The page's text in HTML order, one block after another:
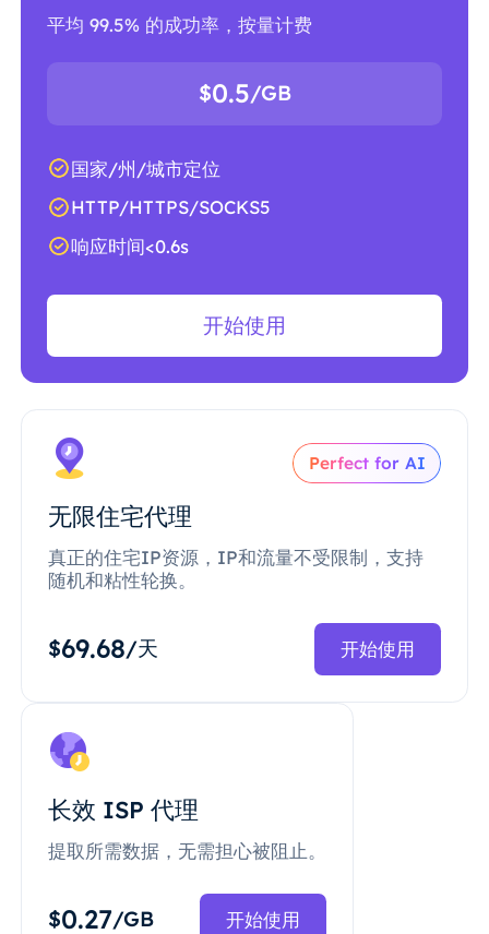
平均 99.5% 的成功率，按量计费
$0.5/GB
国家/州/城市定位
HTTP/HTTPS/SOCKS5
响应时间<0.6s
开始使用
Perfect for AI
无限住宅代理
真正的住宅IP资源，IP和流量不受限制，支持
随机和粘性轮换。
$69.68/天 开始使用
长效 ISP 代理
提取所需数据，无需担心被阻止。
$0.27/GB 开始使用